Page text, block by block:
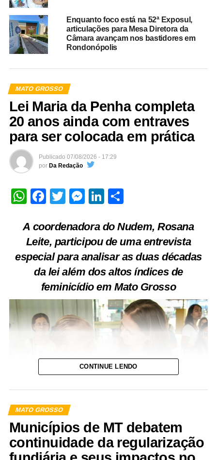
Enquanto foco está na 52ª Exposul,
articulações para Mesa Diretora da
Câmara avançam nos bastidores em
Rondonópolis
MATO GROSSO
Lei Maria da Penha completa
20 anos ainda com entraves
para ser colocada em prática
Publicado 07/08/2026 - 17:29
por Da Redação
WhatsApp
Facebook
TwitterMessenger
LinkedIn
A coordenadora do Nudem, Rosana
Leite, participou de uma entrevista
especial para analisar as duas décadas
da lei além dos altos índices de
feminicídio em Mato Grosso
Nesta sexta-feira (7), a Lei Maria da Penha (lei nº 11.340)
CONTINUE LENDO
MATO GROSSO
Municípios de MT debatem
continuidade da regularização